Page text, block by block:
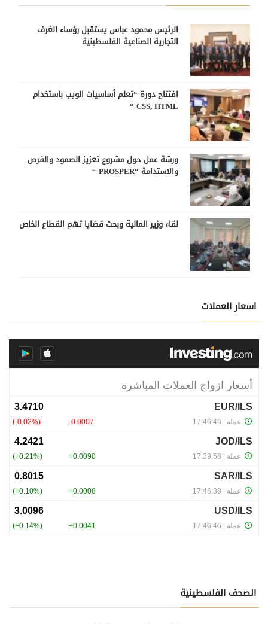
الرئيس محمود عباس يستقبل رؤساء الغرف
التجارية الصناعية الفلسطينية
افتتاح دورة “تعلم أساسيات الويب باستخدام
CSS, HTML “
ورشة عمل حول مشروع تعزيز الصمود والفرص
والاستدامة “PROSPER “
لقاء وزير المالية وبحث قضايا تهم القطاع الخاص
أسعار العملات
الصحف الفلسطينية